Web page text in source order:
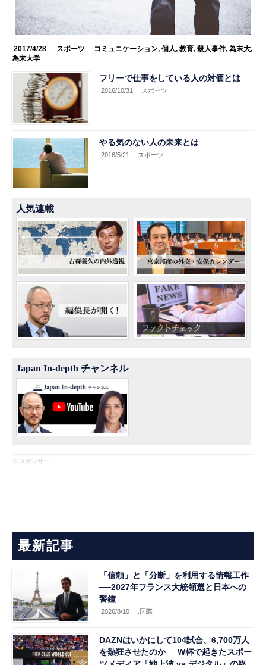
2017/4/28 スポーツ コミュニケーション, 個人, 教育, 殺人事件, 為末大,
為末大学
フリーで仕事をしている人の対価とは
2016/10/31 スポーツ
やる気のない人の未来とは
2016/5/21 スポーツ
人気連載
Japan In-depth チャンネル
※ スポンサー
最新記事
「信頼」と「分断」を利用する情報工作
──2027年フランス大統領選と日本への
警鐘
2026/8/10 .国際
DAZNはいかにして104試合、6,700万人
を熱狂させたのか──W杯で起きたスポー